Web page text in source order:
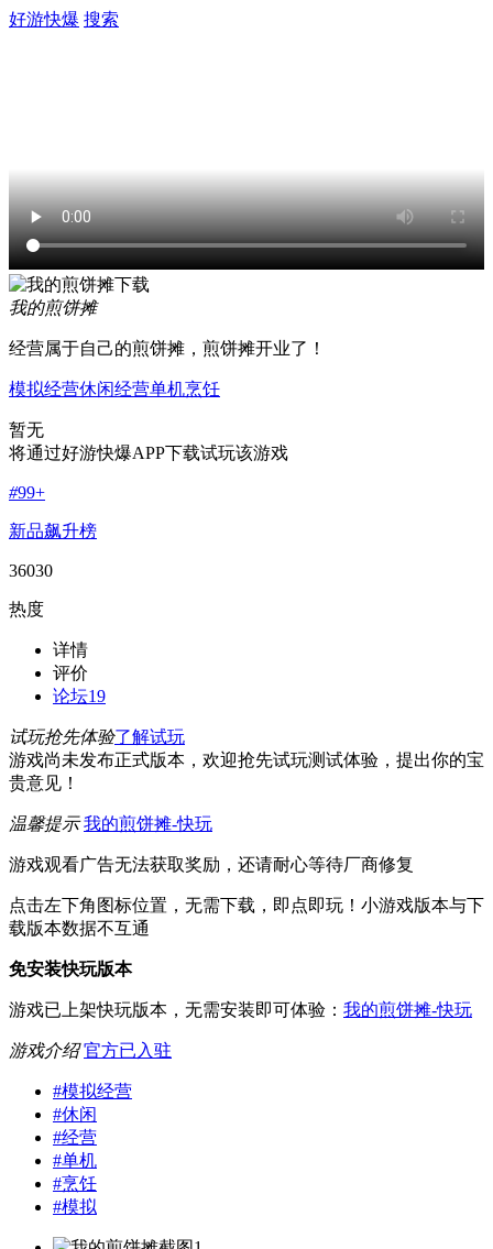
好游快爆 搜索
我的煎饼摊
经营属于自己的煎饼摊，煎饼摊开业了！
模拟经营休闲经营单机烹饪
暂无
将通过好游快爆APP下载试玩该游戏
#99+
新品飙升榜
36030
热度
详情
评价
论坛19
试玩抢先体验了解试玩
游戏尚未发布正式版本，欢迎抢先试玩测试体验，提出你的宝
贵意见！
温馨提示 我的煎饼摊-快玩
游戏观看广告无法获取奖励，还请耐心等待厂商修复
点击左下角图标位置，无需下载，即点即玩！小游戏版本与下
载版本数据不互通
免安装快玩版本
游戏已上架快玩版本，无需安装即可体验： 我的煎饼摊-快玩
游戏介绍 官方已入驻
#模拟经营
#休闲
#经营
#单机
#烹饪
#模拟